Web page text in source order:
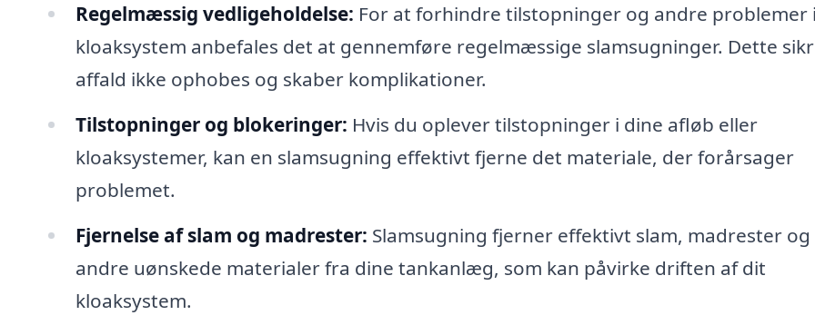
Regelmæssig vedligeholdelse: For at forhindre tilstopninger og andre problemer
kloaksystem anbefales det at gennemføre regelmæssige slamsugninger. Dette
affald ikke ophobes og skaber komplikationer.
Tilstopninger og blokeringer: Hvis du oplever tilstopninger i dine afløb eller
kloaksystemer, kan en slamsugning effektivt fjerne det materiale, der forårsager
problemet.
Fjernelse af slam og madrester: Slamsugning fjerner effektivt slam, madrester og
andre uønskede materialer fra dine tankanlæg, som kan påvirke driften af dit
kloaksystem.